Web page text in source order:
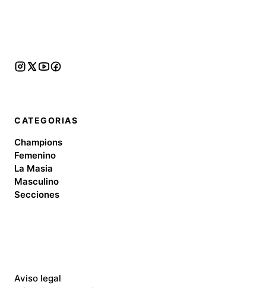
CATEGORIAS
Champions
Femenino
La Masia
Masculino
Secciones
Aviso legal